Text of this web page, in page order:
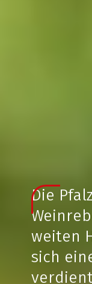
Die
weiten
sich